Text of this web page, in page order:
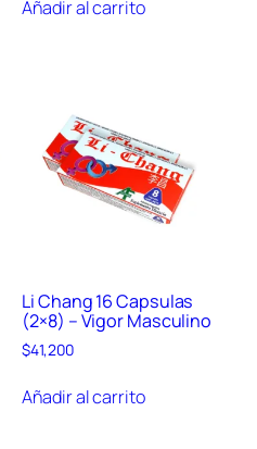
Añadir al carrito
Li Chang 16 Capsulas
(2×8) – Vigor Masculino
$41,200
Añadir al carrito